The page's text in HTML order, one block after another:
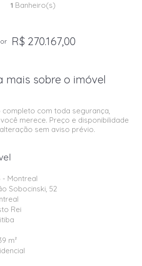
1 Banheiro(s)
R$ 270.167,00
mais sobre o imóvel
completo com toda segurança,
merece. Preço e disponibilidade
sem aviso prévio.
- Montreal
Sobocinski, 52
Rei
m²